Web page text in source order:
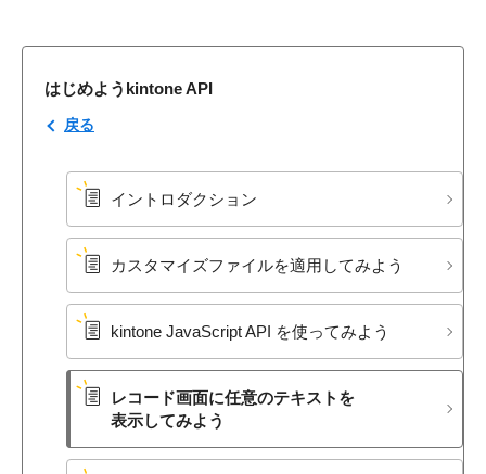
はじめようkintone API
戻る
イントロダクション
カスタマイズファイルを​適用してみよう
kintone JavaScript API を​使ってみよう
レコード画面に​任意の​テキストを​
表示してみよう